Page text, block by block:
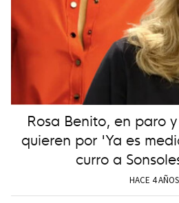
Rosa Benito, en paro
quieren por 'Ya es
curro a
HACE 4 AÑOS